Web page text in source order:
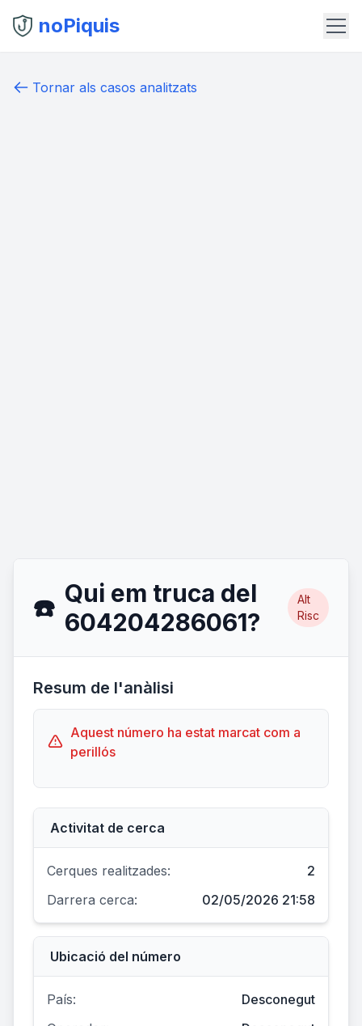
noPiquis
Tornar als casos analitzats
☎️ Qui em truca del
604204286061?
Alt
Risc
Resum de l'anàlisi
Aquest número ha estat marcat com a
perillós
Activitat de cerca
Cerques realitzades:
2
Darrera cerca:
02/05/2026 21:58
Ubicació del número
País:
Desconegut